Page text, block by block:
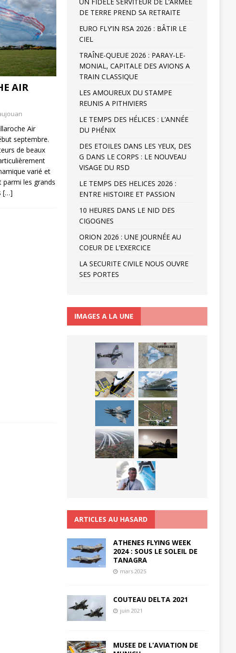
AIR
Air
septembre.
de beaux
varié et
parmi les grands
[…]
DE TERRE PREND SA RETRAITE
EURO FLY’IN RSA 2026 : BÂTIR LE
CIEL
TRAÎNE-QUEUE 2026 : PARAY-LE-
MONIAL, CAPITALE DES AVIONS A
TRAIN CLASSIQUE
LES AMOUREUX DU STAMPE
REUNIS A PITHIVIERS
LE TEMPS DES HÉLICES : L’ANNÉE
DU PHÉNIX
DES ETOILES DANS LES YEUX, DES
G DANS LE CORPS : LE NOUVEAU
VISAGE DU RSD
LE TEMPS DES HELICES 2026 :
ENTRE HISTOIRE ET PASSION
10 HEURES DANS LE NID DES
CIGOGNES
ORION 2026 : UNE JOURNÉE AU
COEUR DE L’EXERCICE
LA SECURITE CIVILE NOUS OUVRE
SES PORTES
IMAGES A LA UNE
ARTICLES AU HASARD
ATHENES FLYING WEEK
2024 : SOUS LE SOLEIL DE
TANAGRA
mars 2025
COUTEAU DELTA 2021
juin 2021
MUSEE DE L’AVIATION DE